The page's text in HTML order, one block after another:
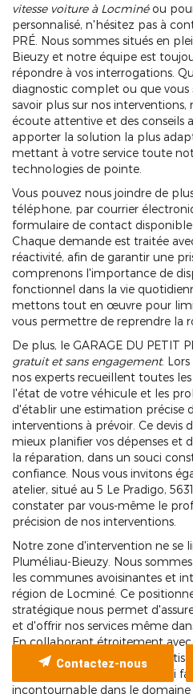
vitesse voiture à Locminéou
personnalisé, n'hésitez pas à
PRÉ. Nous sommes situés en
Bieuzy et notre équipe est
répondre à vos interrogations.
diagnostic complet ou que
savoir plus sur nos interventions,
écoute attentive et des conseils
apporter la solution la plus
mettant à votre service toute
technologies de pointe.
Vous pouvez nous joindre de
téléphone, par courrier
formulaire de contact
Chaque demande est traitée
réactivité, afin de garantir une
comprenons l'importance de
fonctionnel dans la vie
mettons tout en œuvre pour
vous permettre de reprendre la
De plus, le GARAGE DU PETIT
gratuit et sans engagement.
nos experts recueillent toutes
l'état de votre véhicule et les
d'établir une estimation précise
interventions à prévoir. Ce devis
mieux planifier vos dépenses et
la réparation, dans un souci
confiance. Nous vous invitons
atelier, situé au 5 Le Pradigo,
constater par vous-même le
précision de nos interventions.
Notre zone d'intervention ne se
Pluméliau-Bieuzy. Nous
les communes avoisinantes et
région de Locminé. Ce
stratégique nous permet
et d'offrir nos services même
En collaborant étroitement avec
nous consolidons notre
répondre aux urgences, ce qui
incontournable dans le
Contactez-nous